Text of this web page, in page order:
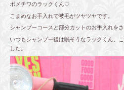
ポメチワのラックくん♡
こまめなお手入れで被毛がツヤツヤです。
シャンプーコースと部分カットのお手入れをさ
いつもシャンプー後は眠そうなラックくん、
した。